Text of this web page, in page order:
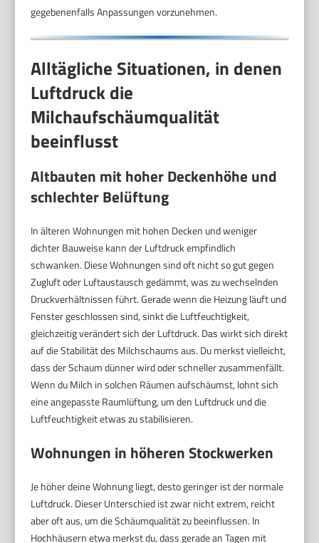
gegebenenfalls Anpassungen vorzunehmen.
Alltägliche Situationen, in denen
Luftdruck die
Milchaufschäumqualität
beeinflusst
Altbauten mit hoher Deckenhöhe und
schlechter Belüftung
In älteren Wohnungen mit hohen Decken und weniger
dichter Bauweise kann der Luftdruck empfindlich
schwanken. Diese Wohnungen sind oft nicht so gut gegen
Zugluft oder Luftaustausch gedämmt, was zu wechselnden
Druckverhältnissen führt. Gerade wenn die Heizung läuft und
Fenster geschlossen sind, sinkt die Luftfeuchtigkeit,
gleichzeitig verändert sich der Luftdruck. Das wirkt sich direkt
auf die Stabilität des Milchschaums aus. Du merkst vielleicht,
dass der Schaum dünner wird oder schneller zusammenfällt.
Wenn du Milch in solchen Räumen aufschäumst, lohnt sich
eine angepasste Raumlüftung, um den Luftdruck und die
Luftfeuchtigkeit etwas zu stabilisieren.
Wohnungen in höheren Stockwerken
Je höher deine Wohnung liegt, desto geringer ist der normale
Luftdruck. Dieser Unterschied ist zwar nicht extrem, reicht
aber oft aus, um die Schäumqualität zu beeinflussen. In
Hochhäusern etwa merkst du, dass gerade an Tagen mit